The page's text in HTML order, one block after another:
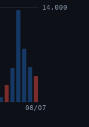
14,000
08/07